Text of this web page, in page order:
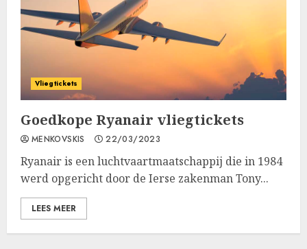
Vliegtickets
Goedkope Ryanair vliegtickets
MENKOVSKIS 22/03/2023
Ryanair is een luchtvaartmaatschappij die in 1984
werd opgericht door de Ierse zakenman Tony...
LEES MEER